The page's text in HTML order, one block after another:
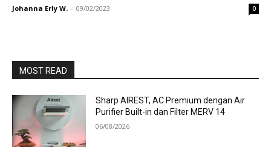
Johanna Erly W. - 09/02/2023 0
MOST READ
Sharp AIREST, AC Premium dengan Air
Purifier Built-in dan Filter MERV 14
06/08/2026